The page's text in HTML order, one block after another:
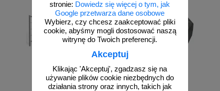
stronie: Dowiedz się więcej o tym, jak
Google przetwarza dane osobowe
Wybierz, czy chcesz zaakceptować pliki
cookie, abyśmy mogli dostosować naszą
witrynę do Twoich preferencji.
Akceptuj
Klikając 'Akceptuj', zgadzasz się na
używanie plików cookie niezbędnych do
działania strony oraz innych, takich jak